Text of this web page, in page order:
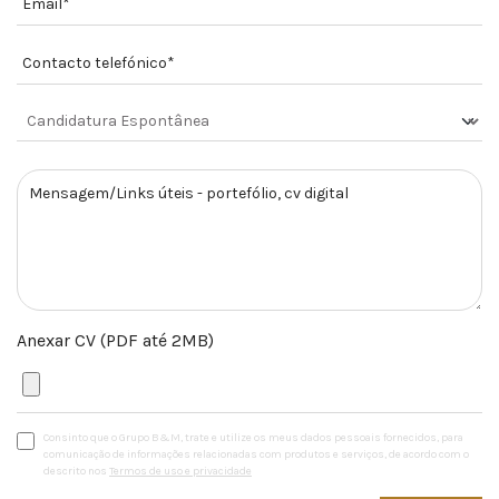
Anexar CV (PDF até 2MB)
Consinto que o Grupo B&M, trate e utilize os meus dados pessoais fornecidos, para
comunicação de informações relacionadas com produtos e serviços, de acordo com o
descrito nos Termos de uso e privacidade